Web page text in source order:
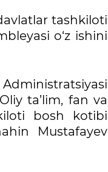
tashkiloti
o‘z ishini
ta’lim, fan va
bosh kotibi
Mustafayev